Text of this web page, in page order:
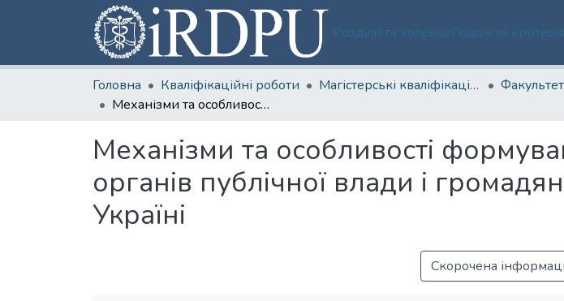
Розділи та колекціїПошук за
Головна Кваліфікаційні роботи Магістерські кваліфікаційні роботи
Механізми та особливості формування партнерських відносин органів публічної влади і громадянського суспільства в сучасній Україні
Механізми та особливості
органів публічної влади і
Україні
Скорочена